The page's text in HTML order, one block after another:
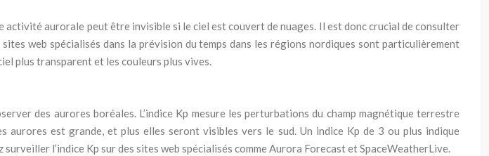
aurorale peut être invisible si le ciel est couvert de nuages. Il est donc crucial de consulter
web spécialisés dans la prévision du temps dans les régions nordiques sont particulièrement
plus transparent et les couleurs plus vives.
des aurores boréales. L’indice Kp mesure les perturbations du champ magnétique terrestre
aurores est grande, et plus elles seront visibles vers le sud. Un indice Kp de 3 ou plus indique
l’indice Kp sur des sites web spécialisés comme Aurora Forecast et SpaceWeatherLive.